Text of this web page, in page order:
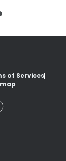
of Services